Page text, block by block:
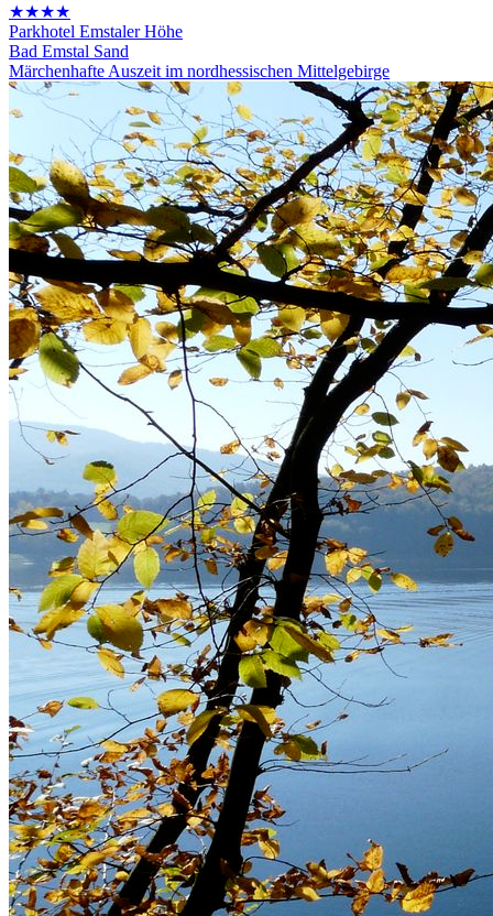
★★★★
Parkhotel Emstaler Höhe
Bad Emstal Sand
Märchenhafte Auszeit im nordhessischen Mittelgebirge